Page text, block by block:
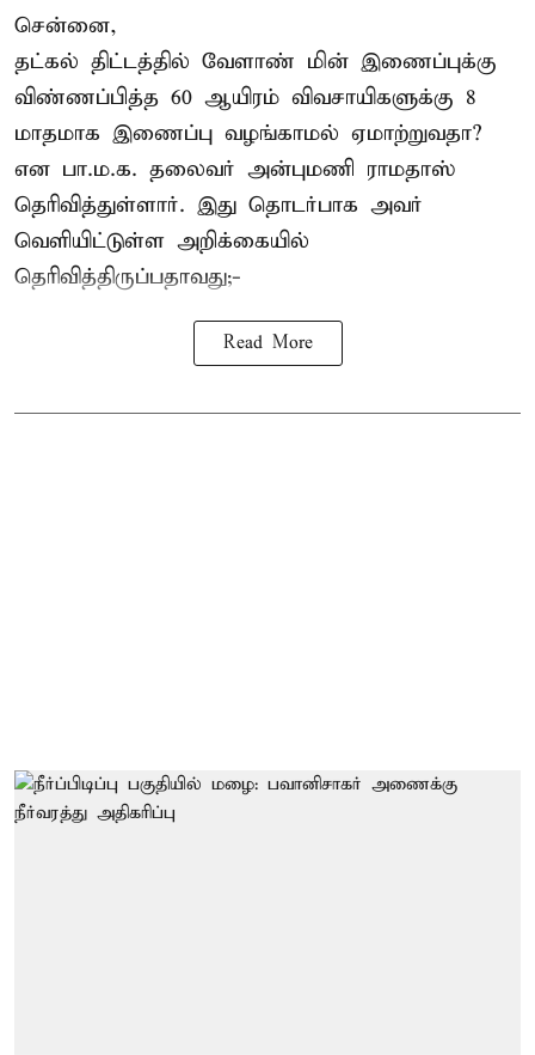
சென்னை,
தட்கல் திட்டத்தில் வேளாண் மின் இணைப்புக்கு
விண்ணப்பித்த 60 ஆயிரம் விவசாயிகளுக்கு 8
மாதமாக இணைப்பு வழங்காமல் ஏமாற்றுவதா?
என பா.ம.க. தலைவர் அன்புமணி ராமதாஸ்
தெரிவித்துள்ளார். இது தொடர்பாக அவர்
வெளியிட்டுள்ள அறிக்கையில்
தெரிவித்திருப்பதாவது;-
Read More